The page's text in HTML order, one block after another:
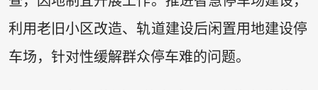
利用老旧小区改造、轨道建设后闲置用地建设停
车场，针对性缓解群众停车难的问题。